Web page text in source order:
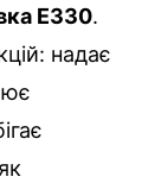
E330.
надає